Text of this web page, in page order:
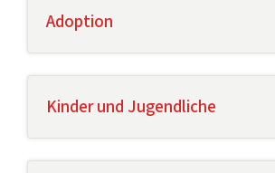
Adoption
Kinder und Jugendliche